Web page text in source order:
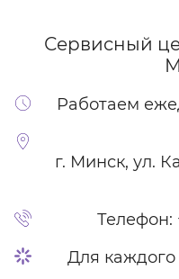
Сервисный
Работаем
г. Минск, ул.
Телефон:
Для каждого